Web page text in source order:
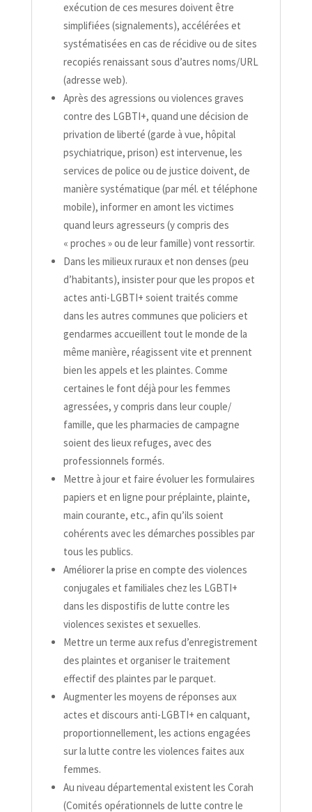
exécution de ces mesures doivent être
simplifiées (signalements), accélérées et
systématisées en cas de récidive ou de sites
recopiés renaissant sous d’autres noms/​URL
(adresse web).
Après des agressions ou violences graves
contre des LGBTI+, quand une décision de
privation de liberté (garde à vue, hôpital
psychiatrique, prison) est intervenue, les
services de police ou de justice doivent, de
manière systématique (par mél. et téléphone
mobile), informer en amont les victimes
quand leurs agresseurs (y compris des
« proches » ou de leur famille) vont ressortir.
Dans les milieux ruraux et non denses (peu
d’habitants), insister pour que les propos et
actes anti-​LGBTI+ soient traités comme
dans les autres communes que policiers et
gendarmes accueillent tout le monde de la
même manière, réagissent vite et prennent
bien les appels et les plaintes. Comme
certaines le font déjà pour les femmes
agressées, y compris dans leur couple/​
famille, que les pharmacies de campagne
soient des lieux refuges, avec des
professionnels formés.
Mettre à jour et faire évoluer les formulaires
papiers et en ligne pour préplainte, plainte,
main courante, etc., afin qu’ils soient
cohérents avec les démarches possibles par
tous les publics.
Améliorer la prise en compte des violences
conjugales et familiales chez les LGBTI+
dans les dispostifis de lutte contre les
violences sexistes et sexuelles.
Mettre un terme aux refus d’enregistrement
des plaintes et organiser le traitement
effectif des plaintes par le parquet.
Augmenter les moyens de réponses aux
actes et discours anti-​LGBTI+ en calquant,
proportionnellement, les actions engagées
sur la lutte contre les violences faites aux
femmes.
Au niveau départemental existent les Corah
(Comités opérationnels de lutte contre le